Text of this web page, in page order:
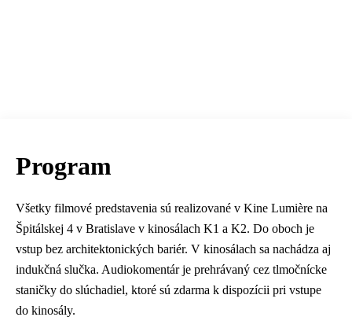
Program
Všetky filmové predstavenia sú realizované v Kine Lumière na
Špitálskej 4 v Bratislave v kinosálach K1 a K2. Do oboch je
vstup bez architektonických bariér. V kinosálach sa nachádza aj
indukčná slučka. Audiokomentár je prehrávaný cez tlmočnícke
staničky do slúchadiel, ktoré sú zdarma k dispozícii pri vstupe
do kinosály.